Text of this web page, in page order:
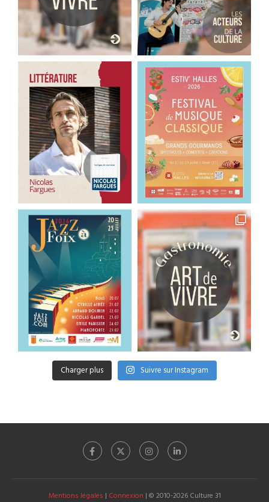
Charger plus Suivre sur Instagram
Mentions légales | Connexion | © 2010-2026 Culture 31